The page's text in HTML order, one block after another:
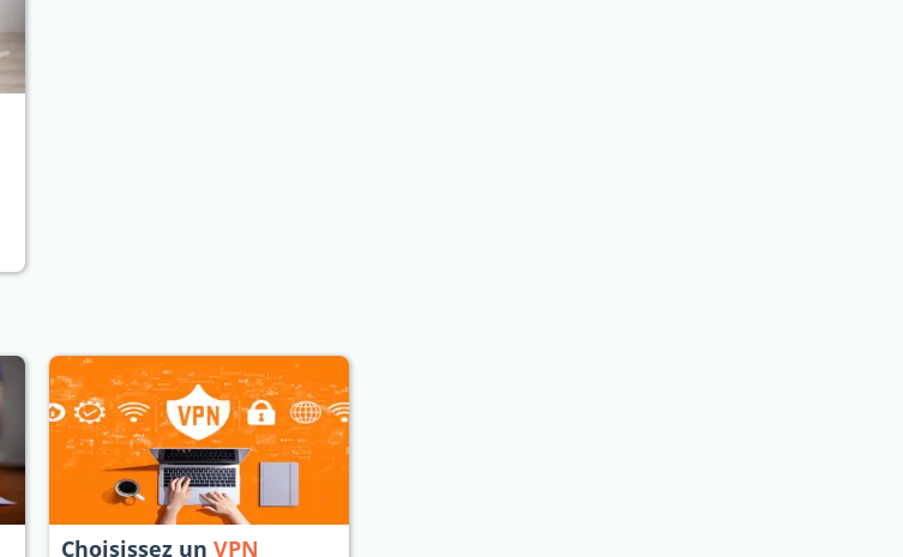
Choisissez un VPN